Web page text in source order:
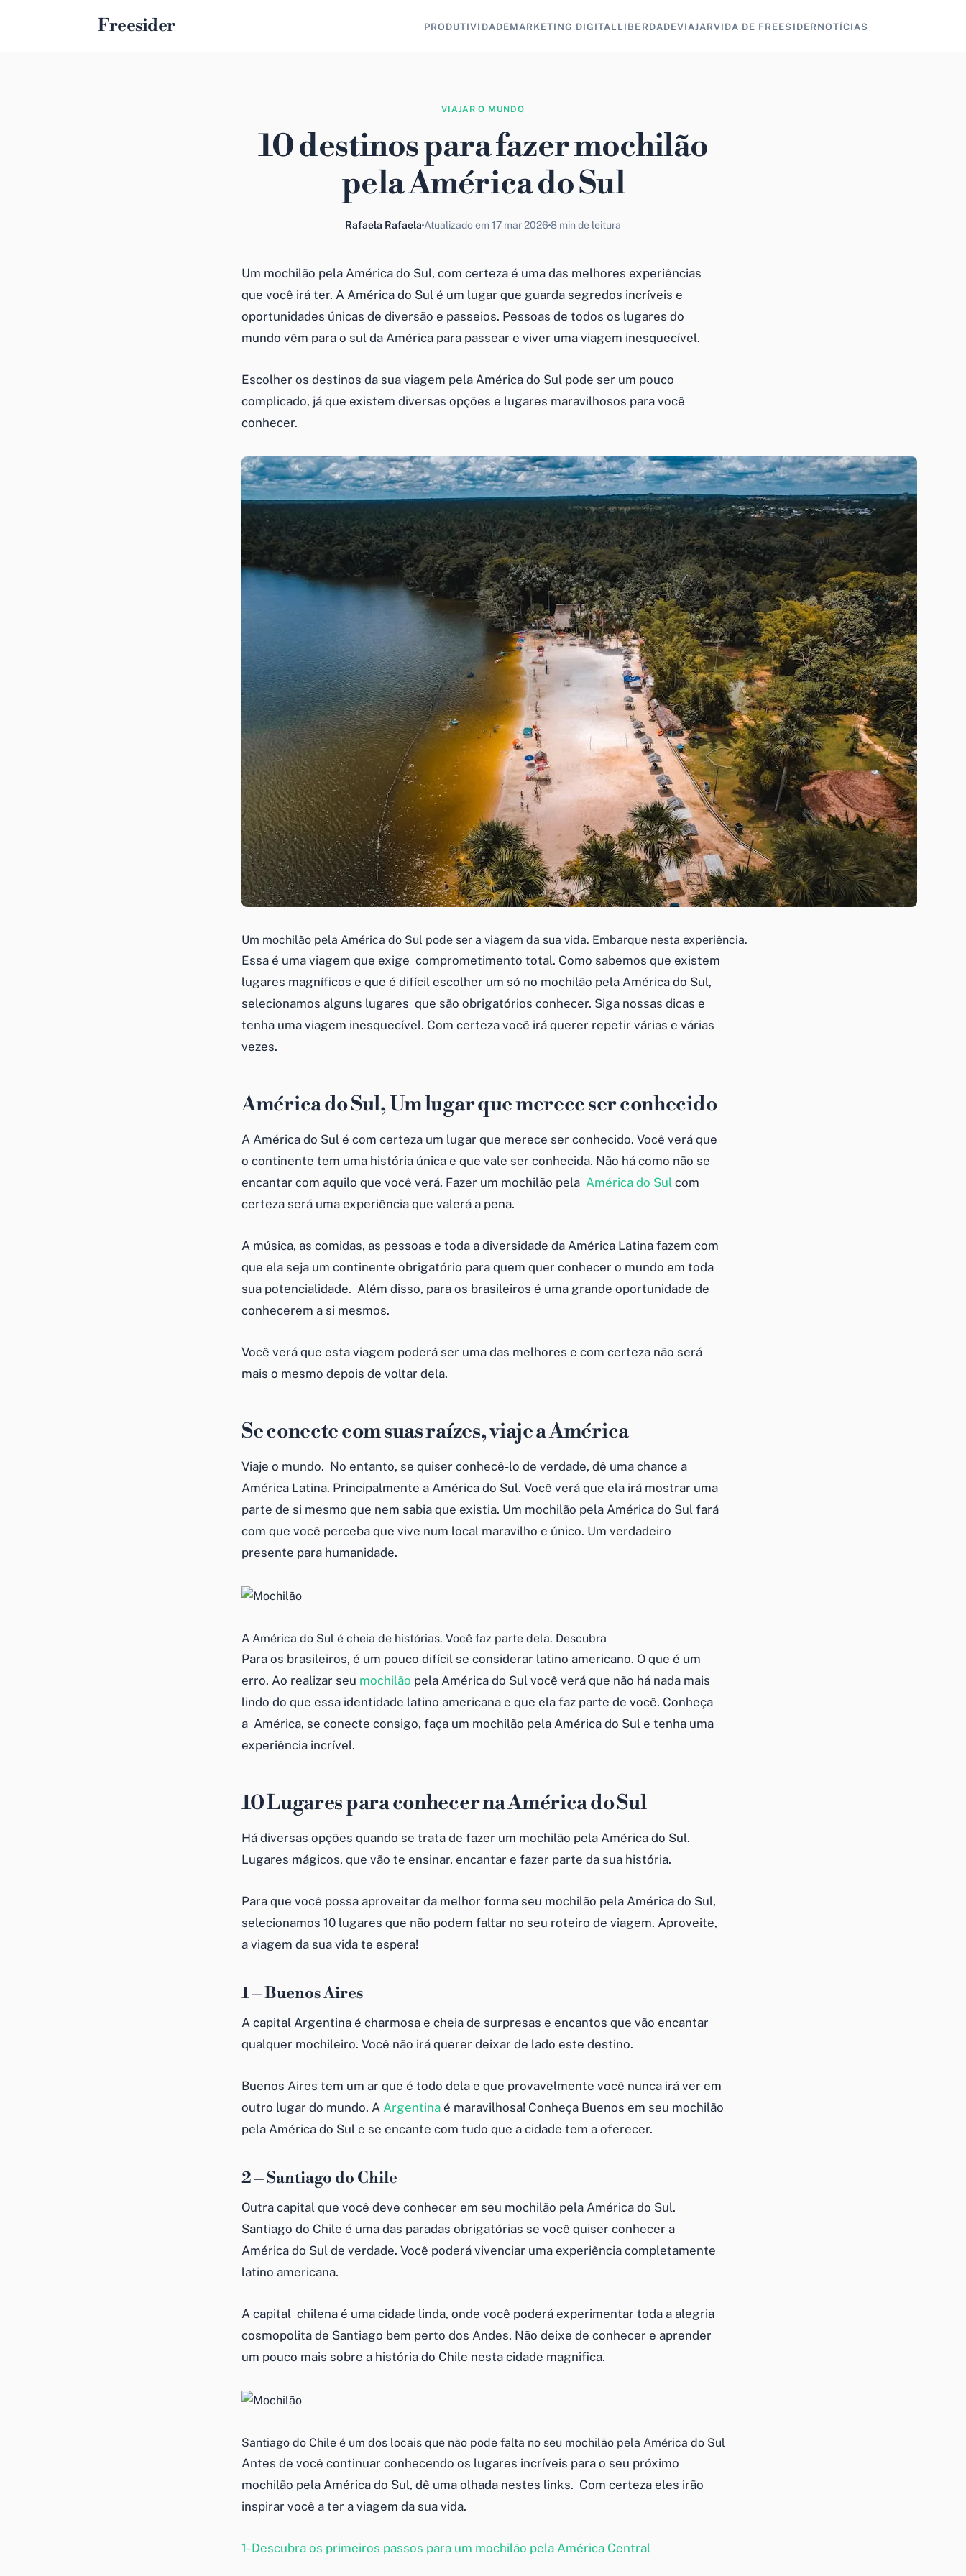
Freesider PRODUTIVIDADEMARKETING DIGITAL LIBERDADEVIAJARVIDA DE FREESIDER NOTÍCIAS
VIAJAR O MUNDO
10 destinos para fazer mochilão
pela América do Sul
Rafaela Rafaela Atualizado em 17 mar 2026 8 min de leitura
Um mochilão pela América do Sul, com certeza é uma das melhores experiências
que você irá ter. A América do Sul é um lugar que guarda segredos incríveis e
oportunidades únicas de diversão e passeios. Pessoas de todos os lugares do
mundo vêm para o sul da América para passear e viver uma viagem inesquecível.
Escolher os destinos da sua viagem pela América do Sul pode ser um pouco
complicado, já que existem diversas opções e lugares maravilhosos para você
conhecer.
Um mochilão pela América do Sul pode ser a viagem da sua vida. Embarque nesta experiência.
Essa é uma viagem que exige comprometimento total. Como sabemos que existem
lugares magníficos e que é difícil escolher um só no mochilão pela América do Sul,
selecionamos alguns lugares que são obrigatórios conhecer. Siga nossas dicas e
tenha uma viagem inesquecível. Com certeza você irá querer repetir várias e várias
vezes.
América do Sul, Um lugar que merece ser conhecido
A América do Sul é com certeza um lugar que merece ser conhecido. Você verá que
o continente tem uma história única e que vale ser conhecida. Não há como não se
encantar com aquilo que você verá. Fazer um mochilão pela América do Sul com
certeza será uma experiência que valerá a pena.
A música, as comidas, as pessoas e toda a diversidade da América Latina fazem com
que ela seja um continente obrigatório para quem quer conhecer o mundo em toda
sua potencialidade. Além disso, para os brasileiros é uma grande oportunidade de
conhecerem a si mesmos.
Você verá que esta viagem poderá ser uma das melhores e com certeza não será
mais o mesmo depois de voltar dela.
Se conecte com suas raízes, viaje a América
Viaje o mundo. No entanto, se quiser conhecê-lo de verdade, dê uma chance a
América Latina. Principalmente a América do Sul. Você verá que ela irá mostrar uma
parte de si mesmo que nem sabia que existia. Um mochilão pela América do Sul fará
com que você perceba que vive num local maravilho e único. Um verdadeiro
presente para humanidade.
A América do Sul é cheia de histórias. Você faz parte dela. Descubra
Para os brasileiros, é um pouco difícil se considerar latino americano. O que é um
erro. Ao realizar seu mochilão pela América do Sul você verá que não há nada mais
lindo do que essa identidade latino americana e que ela faz parte de você. Conheça
a América, se conecte consigo, faça um mochilão pela América do Sul e tenha uma
experiência incrível.
10 Lugares para conhecer na América do Sul
Há diversas opções quando se trata de fazer um mochilão pela América do Sul.
Lugares mágicos, que vão te ensinar, encantar e fazer parte da sua história.
Para que você possa aproveitar da melhor forma seu mochilão pela América do Sul,
selecionamos 10 lugares que não podem faltar no seu roteiro de viagem. Aproveite,
a viagem da sua vida te espera!
1 – Buenos Aires
A capital Argentina é charmosa e cheia de surpresas e encantos que vão encantar
qualquer mochileiro. Você não irá querer deixar de lado este destino.
Buenos Aires tem um ar que é todo dela e que provavelmente você nunca irá ver em
outro lugar do mundo. A Argentina é maravilhosa! Conheça Buenos em seu mochilão
pela América do Sul e se encante com tudo que a cidade tem a oferecer.
2 – Santiago do Chile
Outra capital que você deve conhecer em seu mochilão pela América do Sul.
Santiago do Chile é uma das paradas obrigatórias se você quiser conhecer a
América do Sul de verdade. Você poderá vivenciar uma experiência completamente
latino americana.
A capital chilena é uma cidade linda, onde você poderá experimentar toda a alegria
cosmopolita de Santiago bem perto dos Andes. Não deixe de conhecer e aprender
um pouco mais sobre a história do Chile nesta cidade magnifica.
Santiago do Chile é um dos locais que não pode falta no seu mochilão pela América do Sul
Antes de você continuar conhecendo os lugares incríveis para o seu próximo
mochilão pela América do Sul, dê uma olhada nestes links. Com certeza eles irão
inspirar você a ter a viagem da sua vida.
1- Descubra os primeiros passos para um mochilão pela América Central